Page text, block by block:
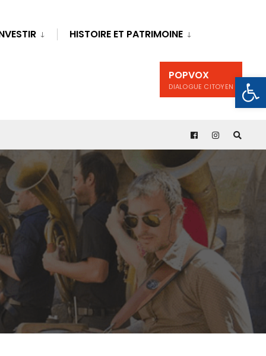
HISTOIRE ET PATRIMOINE
POPVOX
DIALOGUE CITOYEN